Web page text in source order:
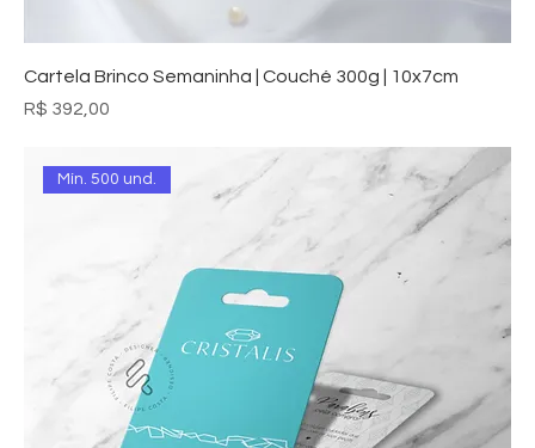
Cartela Brinco Semaninha | Couché 300g | 10x7cm
Preço
R$ 392,00
Mín. 500 und.